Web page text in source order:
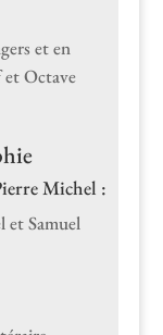
et en
Octave
Michel :
et Samuel